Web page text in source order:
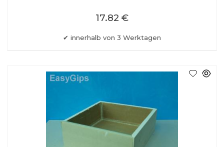
innerhalb von 3 Werktagen
17.82 €